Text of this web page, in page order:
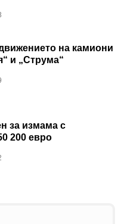
на камиони
и „Струма“
за измама с
200 евро